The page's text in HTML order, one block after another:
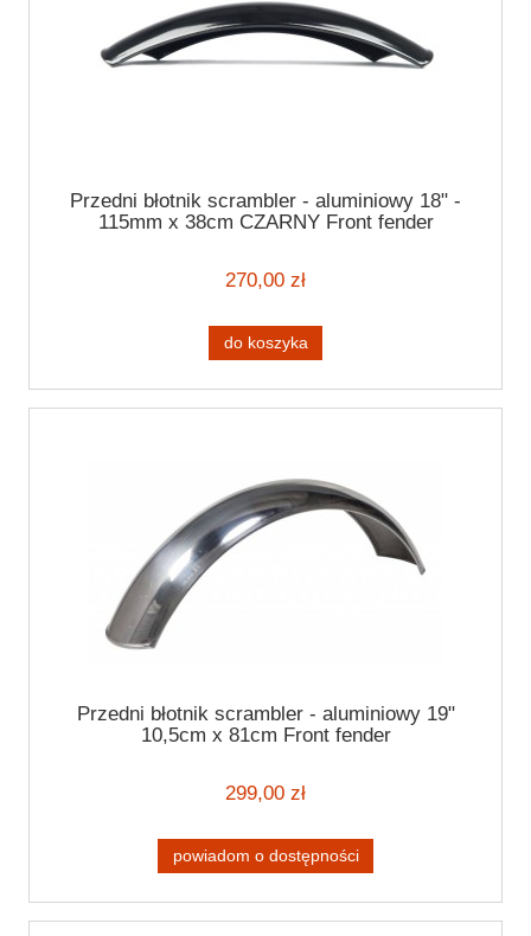
Przedni błotnik scrambler - aluminiowy 18" -
115mm x 38cm CZARNY Front fender
270,00 zł
do koszyka
Przedni błotnik scrambler - aluminiowy 19"
10,5cm x 81cm Front fender
299,00 zł
powiadom o dostępności